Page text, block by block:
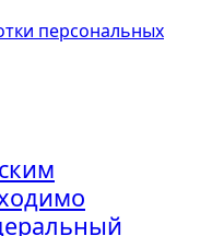
персональных